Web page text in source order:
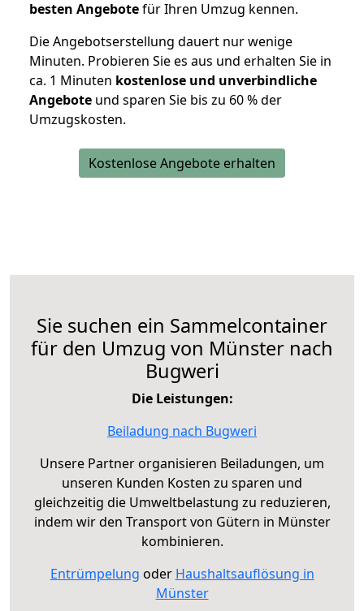
besten Angebotefür Ihren Umzug kennen.
Die Angebotserstellung dauert nur wenige
Minuten. Probieren Sie es aus und erhalten Sie in
ca. 1 Minuten kostenlose und unverbindliche
Angebote und sparen Sie bis zu 60 % der
Umzugskosten.
Kostenlose Angebote erhalten
Sie suchen ein Sammelcontainer
für den Umzug von Münster nach
Bugweri
Die Leistungen:
Beiladung nach Bugweri
Unsere Partner organisieren Beiladungen, um
unseren Kunden Kosten zu sparen und
gleichzeitig die Umweltbelastung zu reduzieren,
indem wir den Transport von Gütern in Münster
kombinieren.
Entrümpelung oder Haushaltsauflösung in
Münster